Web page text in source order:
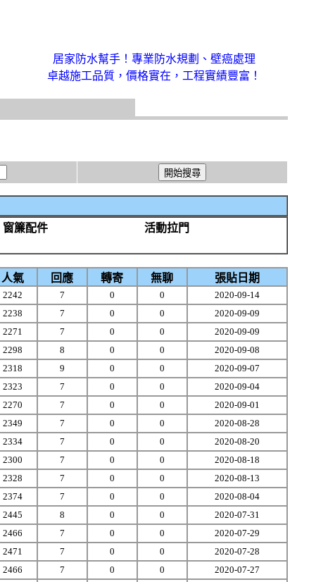
居家防水幫手！專業防水規劃、壁癌處理
卓越施工品質，價格實在，工程實績豐富！
窗簾配件
活動拉門
人氣 回應 轉寄 無聊
張貼日期
2242 7 0 0 2020-09-14
2238 7 0 0 2020-09-09
2271 7 0 0 2020-09-09
2298 8 0 0 2020-09-08
2318 9 0 0 2020-09-07
2323 7 0 0 2020-09-04
2270 7 0 0 2020-09-01
2349 7 0 0 2020-08-28
2334 7 0 0 2020-08-20
2300 7 0 0 2020-08-18
2328 7 0 0 2020-08-13
2374 7 0 0 2020-08-04
2445 8 0 0 2020-07-31
2466 7 0 0 2020-07-29
2471 7 0 0 2020-07-28
2466 7 0 0 2020-07-27